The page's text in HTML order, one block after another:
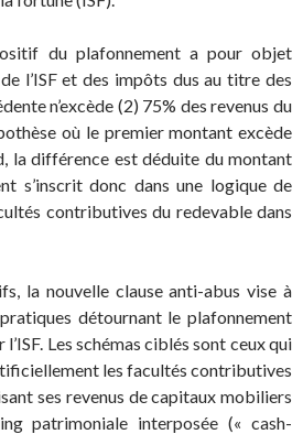
du plafonnement a pour objet
l’ISF et des impôts dus au titre des
n’excède (2) 75% des revenus du
où le premier montant excède
la différence est déduite du montant
s’inscrit donc dans une logique de
contributives du redevable dans
la nouvelle clause anti-abus vise à
détournant le plafonnement
Les schémas ciblés sont ceux qui
les facultés contributives
ses revenus de capitaux mobiliers
patrimoniale interposée (« cash-